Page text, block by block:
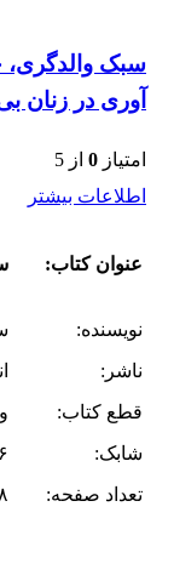
سبک والدگری،
آوری در زنان
امتیاز 0 از 5
اطلاعات بیشتر
عنوان کتاب:
نویسنده:
ناشر:
قطع کتاب:
شابک:
تعداد صفحه: